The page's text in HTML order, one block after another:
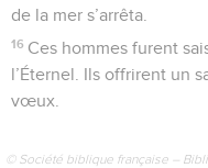
de la mer s’arrêta.
16 Ces hommes furent
l’Éternel. Ils offrirent un
vœux.
© Société biblique française –